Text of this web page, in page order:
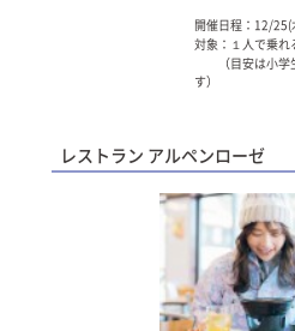
開催日程：12/
対象：１人で乗れ
（目安は小学
す）
レストラン アルペンローゼ